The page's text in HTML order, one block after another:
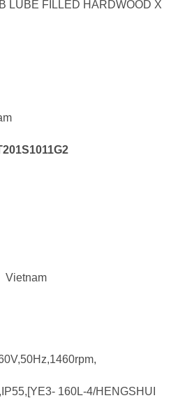
LUBE FILLED HARDWOOD X
Vietnam
160L-4/HENGSHUI